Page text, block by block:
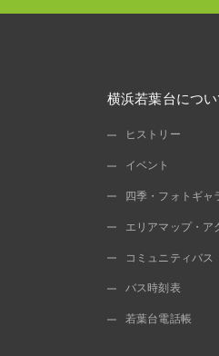
横浜若葉台につい
ヒストリー
イベント
四季・フォトギャ
エリアマップ・ア
コミュニティバス
バス時刻表
若葉台電話帳